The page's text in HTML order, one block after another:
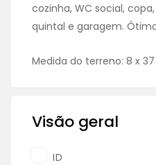
cozinha, WC social,
quintal e garagem.
Medida do terreno: 8 x 37
Visão geral
ID